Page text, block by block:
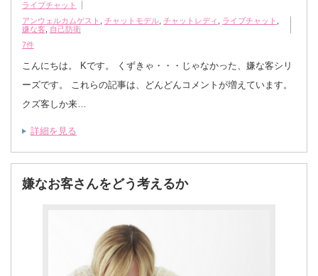
ライブチャット
アンウェルカムゲスト
チャットモデル チャットレディ ライブチャット
嫌な客
自己防衛
7件
こんにちは。 Kです。 くずきゃ・・・じゃなかった、嫌な客シリ
ーズです。 これらの記事は、どんどんコメントが増えています。
クズ客しか来…
詳細を見る
嫌なお客さんをどう考えるか